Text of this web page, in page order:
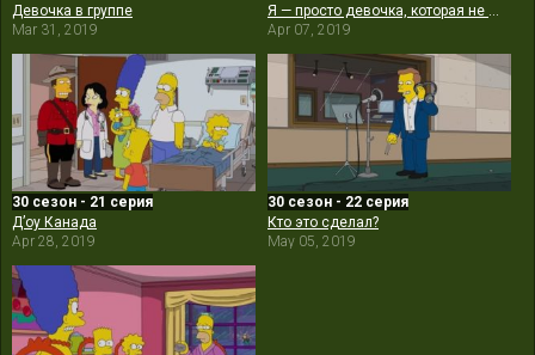
Девочка в группе
Mar 31, 2019
Я — просто девочка, которая не может ответить «Д’оу»
Apr 07, 2019
30 сезон - 21 серия
Д’оу Канада
Apr 28, 2019
30 сезон - 22 серия
Кто это сделал?
May 05, 2019